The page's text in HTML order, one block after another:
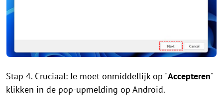
Stap 4. Cruciaal: Je moet onmiddellijk op "Accepteren"
klikken in de pop-upmelding op Android.